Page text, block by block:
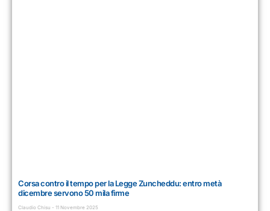
Corsa contro il tempo per la Legge Zuncheddu: entro metà
dicembre servono 50 mila firme
Claudio Chisu 11 Novembre 2025